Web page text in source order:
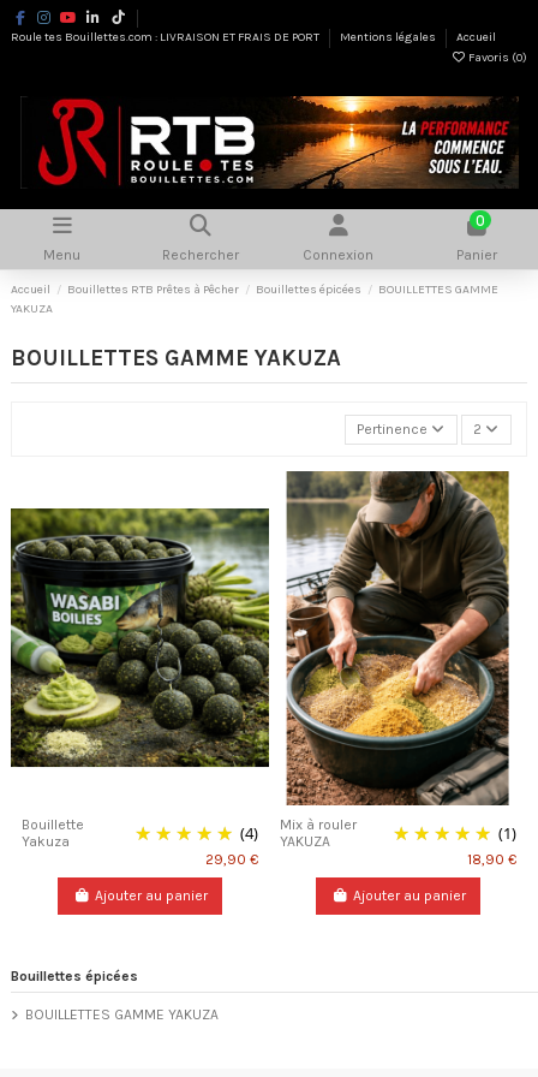
Roule tes Bouillettes.com : LIVRAISON ET FRAIS DE PORT Mentions légales
Accueil
Favoris (0)
Menu Rechercher Connexion
0
Panier
Accueil Bouillettes RTB Prêtes à Pêcher Bouillettes épicées
BOUILLETTES GAMME
YAKUZA
BOUILLETTES GAMME YAKUZA
Pertinence 2
Bouillette
Yakuza
(4)
29,90 €
Ajouter au panier
Mix à rouler
YAKUZA
(1)
18,90 €
Ajouter au panier
Bouillettes épicées
BOUILLETTES GAMME YAKUZA